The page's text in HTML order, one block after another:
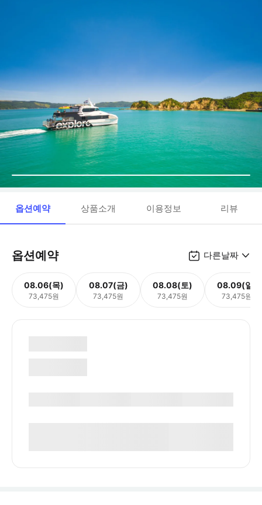
옵션예약 상품소개 이용정보 리뷰
옵션예약 다른날짜
08.06(목)
73,475원
08.07(금)
73,475원
08.08(토)
73,475원
08.09(일)
73,475원